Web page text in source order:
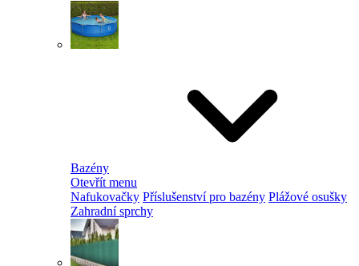
Bazény
Otevřít menu
Nafukovačky Příslušenství pro bazény Plážové osušky
Zahradní sprchy